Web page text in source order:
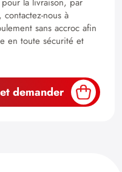
nous à
sans accroc afin
en toute sécurité et
demander